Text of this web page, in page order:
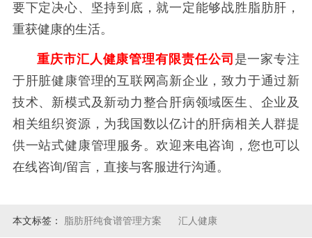
要下定决心、坚持到底，就一定能够战胜脂肪肝，
重获健康的生活。
重庆市汇人健康管理有限责任公司 是一家专注
于肝脏健康管理的互联网高新企业，致力于通过新
技术、新模式及新动力整合肝病领域医生、企业及
相关组织资源，为我国数以亿计的肝病相关人群提
供一站式健康管理服务。欢迎来电咨询，您也可以
在线咨询/留言，直接与客服进行沟通。
本文标签： 脂肪肝纯食谱管理方案 汇人健康